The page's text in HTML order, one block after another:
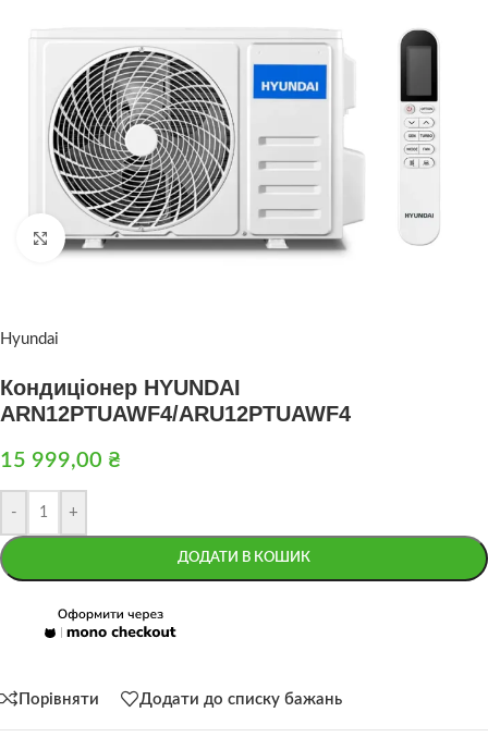
Натисніть, щоб збільшити
Hyundai
Кондиціонер HYUNDAI
ARN12PTUAWF4/ARU12PTUAWF4
15 999,00 ₴
- +
ДОДАТИ В КОШИК
Порівняти Додати до списку бажань